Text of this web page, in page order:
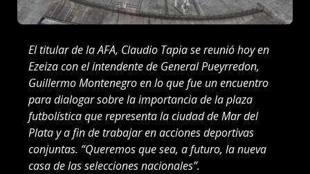
El titular de la AFA, Claudio Tapia se reunió hoy en
Ezeiza con el intendente de General Pueyrredon,
Guillermo Montenegro en lo que fue un encuentro
para dialogar sobre la importancia de la plaza
futbolística que representa la ciudad de Mar del
Plata y a fin de trabajar en acciones deportivas
conjuntas. “Queremos que sea, a futuro, la nueva
casa de las selecciones nacionales”.